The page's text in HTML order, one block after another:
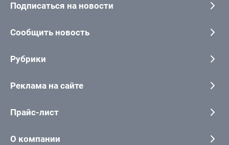
Подписаться на новости
Сообщить новость
Рубрики
Реклама на сайте
Прайс-лист
О компании